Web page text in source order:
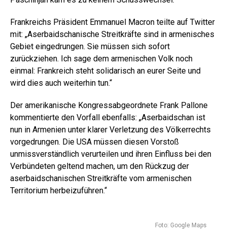
Frankreichs Präsident Emmanuel Macron teilte auf Twitter
mit: „Aserbaidschanische Streitkräfte sind in armenisches
Gebiet eingedrungen. Sie müssen sich sofort
zurückziehen. Ich sage dem armenischen Volk noch
einmal: Frankreich steht solidarisch an eurer Seite und
wird dies auch weiterhin tun.“
Der amerikanische Kongressabgeordnete Frank Pallone
kommentierte den Vorfall ebenfalls: „Aserbaidschan ist
nun in Armenien unter klarer Verletzung des Völkerrechts
vorgedrungen. Die USA müssen diesen Vorstoß
unmissverständlich verurteilen und ihren Einfluss bei den
Verbündeten geltend machen, um den Rückzug der
aserbaidschanischen Streitkräfte vom armenischen
Territorium herbeizuführen.“
Foto: Google Maps